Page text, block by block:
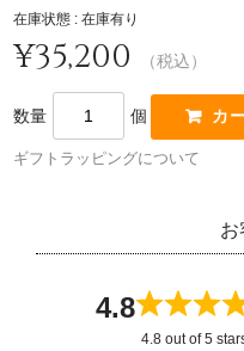
在庫状態 : 在庫有り
¥35,200 （税込）
数量 個
ギフトラッピングについて
お
4.8
4.8 out of 5